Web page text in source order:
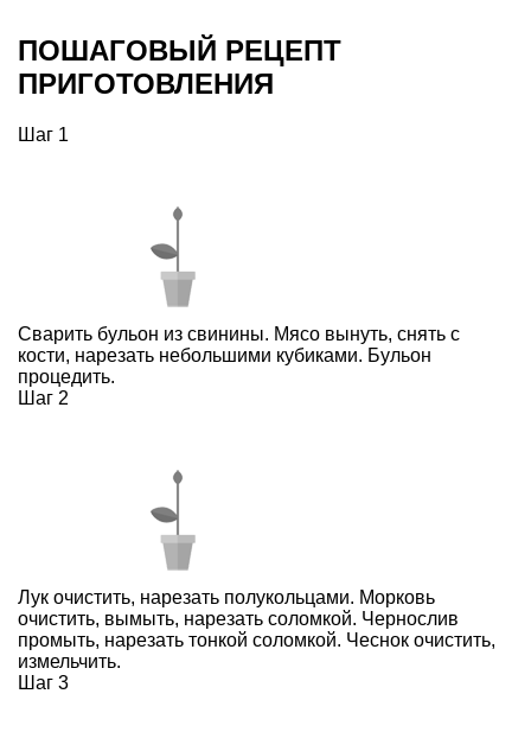
ПОШАГОВЫЙ РЕЦЕПТ
ПРИГОТОВЛЕНИЯ
Шаг 1
Сварить бульон из свинины. Мясо вынуть, снять с
кости, нарезать небольшими кубиками. Бульон
процедить.
Шаг 2
Лук очистить, нарезать полукольцами. Морковь
очистить, вымыть, нарезать соломкой. Чернослив
промыть, нарезать тонкой соломкой. Чеснок очистить,
измельчить.
Шаг 3